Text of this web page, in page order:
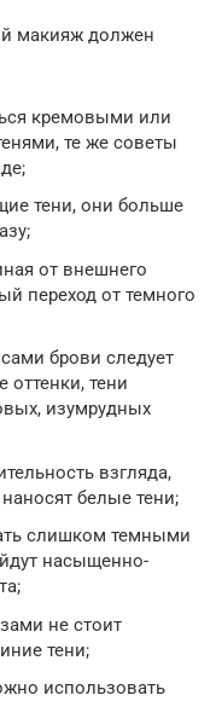
макияж должен
кремовыми или
те же советы
тени, они больше
от внешнего
переход от темного
брови следует
тени
изумрудных
взгляда,
белые тени;
слишком темными
насыщенно-
не стоит
тени;
использовать